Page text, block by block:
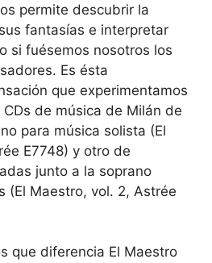
permite descubrir la
fantasías e interpretar
si fuésemos nosotros los
Es ésta
que experimentamos
de música de Milán de
para música solista (El
E7748) y otro de
junto a la soprano
(El Maestro, vol. 2, Astrée
que diferencia El Maestro